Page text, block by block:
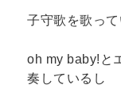
子守歌を歌っ
oh my baby!と
奏しているし